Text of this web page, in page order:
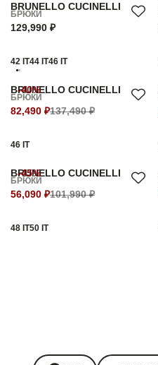
BRUNELLO CUCINELLI
БРЮКИ
129,990 ₽
42 IT44 IT46 IT
-40%
BRUNELLO CUCINELLI
БРЮКИ
82,490 ₽137,490 ₽
46 IT
-45%
BRUNELLO CUCINELLI
БРЮКИ
56,090 ₽101,990 ₽
48 IT50 IT